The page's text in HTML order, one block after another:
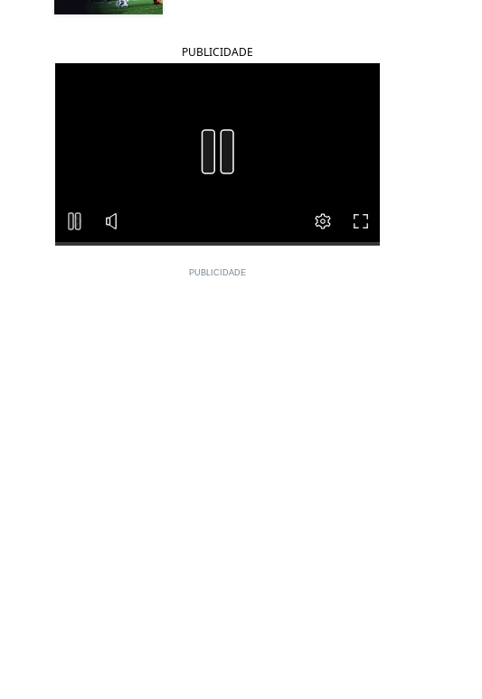
PUBLICIDADE